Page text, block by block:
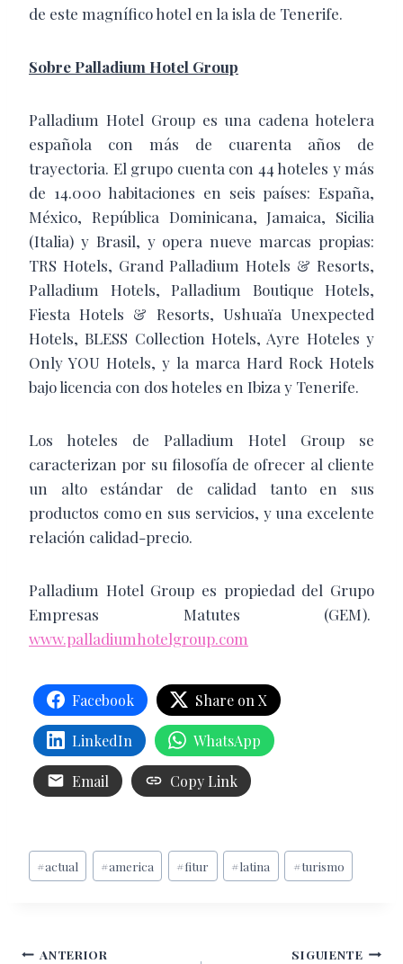
de este magnífico hotel en la isla de Tenerife.
Sobre Palladium Hotel Group
Palladium Hotel Group es una cadena hotelera
española con más de cuarenta años de
trayectoria. El grupo cuenta con 44 hoteles y más
de 14.000 habitaciones en seis países: España,
México, República Dominicana, Jamaica, Sicilia
(Italia) y Brasil, y opera nueve marcas propias:
TRS Hotels, Grand Palladium Hotels & Resorts,
Palladium Hotels, Palladium Boutique Hotels,
Fiesta Hotels & Resorts, Ushuaïa Unexpected
Hotels, BLESS Collection Hotels, Ayre Hoteles y
Only YOU Hotels, y la marca Hard Rock Hotels
bajo licencia con dos hoteles en Ibiza y Tenerife.
Los hoteles de Palladium Hotel Group se
caracterizan por su filosofía de ofrecer al cliente
un alto estándar de calidad tanto en sus
productos como en sus servicios, y una excelente
relación calidad-precio.
Palladium Hotel Group es propiedad del Grupo
Empresas Matutes (GEM).
www.palladiumhotelgroup.com
Facebook Share on X
LinkedIn WhatsApp
Email Copy Link
Etiquetas
de
#actual #america #fitur #latina #turismo
ANTERIOR SIGUIENTE